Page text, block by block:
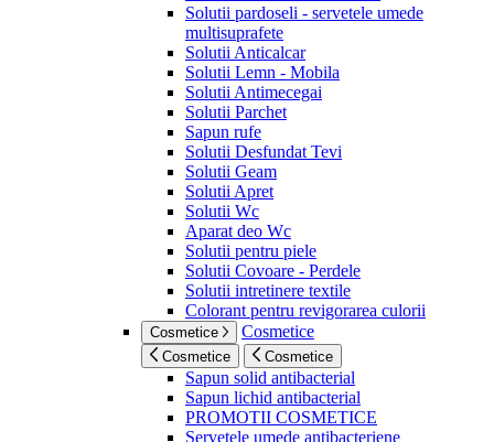
Solutii pardoseli - servetele umede
multisuprafete
Solutii Anticalcar
Solutii Lemn - Mobila
Solutii Antimecegai
Solutii Parchet
Sapun rufe
Solutii Desfundat Tevi
Solutii Geam
Solutii Apret
Solutii Wc
Aparat deo Wc
Solutii pentru piele
Solutii Covoare - Perdele
Solutii intretinere textile
Colorant pentru revigorarea culorii
Cosmetice Cosmetice
Cosmetice Cosmetice
Sapun solid antibacterial
Sapun lichid antibacterial
PROMOTII COSMETICE
Servetele umede antibacteriene